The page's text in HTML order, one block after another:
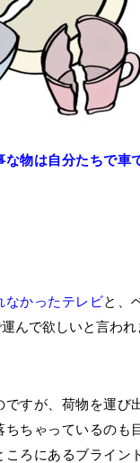
な物は自分たちで車
なかったテレビと、
んで欲しいと言われ
ですが、荷物を運び
ちちゃっているのも
ろにあるブライン